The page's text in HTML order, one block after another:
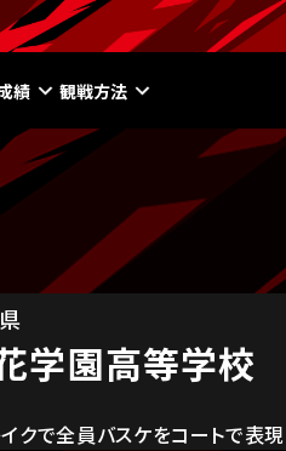
績 観戦方法
学園高等学校
イクで全員バスケをコートで表